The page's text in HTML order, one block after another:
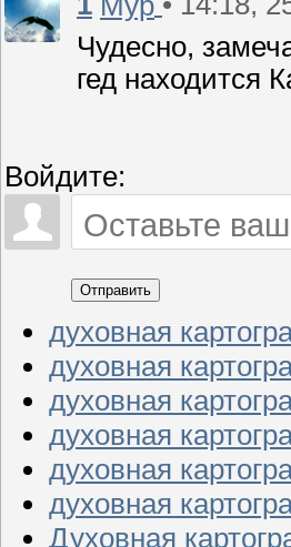
Чудесно,
гед находится
Войдите:
Отправить
духовная
духовная
духовная
духовная
духовная
духовная
Духовная